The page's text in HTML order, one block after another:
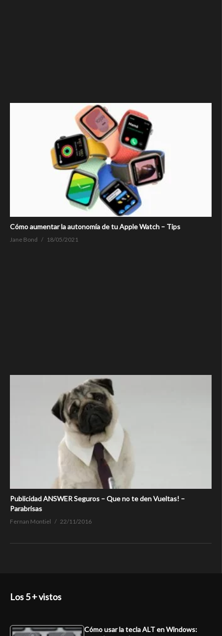
Cómo aumentar la autonomía de tu Apple Watch – Tips
Jane Bond 18/05/2021
Publicidad ANSWER Seguros – Que no te den Vueltas! –
Parabrisas
Fernan Montiel 22/11/2016
Los 5 + vistos
Cómo usar la tecla ALT en Windows: